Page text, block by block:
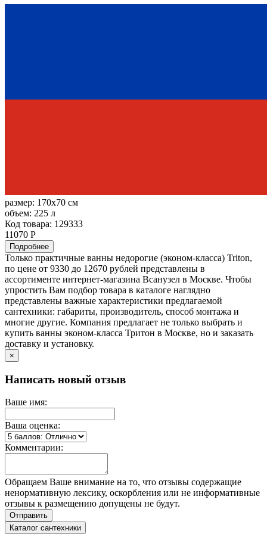
размер: 170x70 см
объем: 225 л
Код товара: 129333
11070 Р
Подробнее
Только практичные ванны недорогие (эконом-класса) Triton,
по цене от 9330 до 12670 рублей представлены в
ассортименте интернет-магазина Всанузел в Москве. Чтобы
упростить Вам подбор товара в каталоге наглядно
представлены важные характеристики предлагаемой
сантехники: габариты, производитель, способ монтажа и
многие другие. Компания предлагает не только выбрать и
купить ванны эконом-класса Тритон в Москве, но и заказать
доставку и установку.
×
Написать новый отзыв
Ваше имя:
Ваша оценка:
Комментарии:
Обращаем Ваше внимание на то, что отзывы содержащие
ненормативную лексику, оскорбления или не информативные
отзывы к размещению допущены не будут.
Каталог сантехники